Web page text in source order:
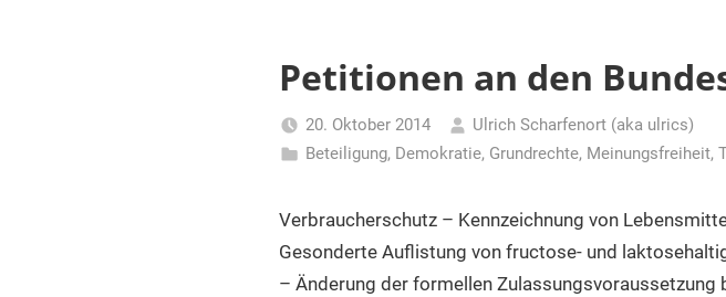
Petitionen an den
20. Oktober 2014
Ulrich Scharfenort (aka ulrics)
Beteiligung, Demokratie, Grundrechte, Meinungsfreiheit,
Verbraucherschutz – Kennzeichnung von
Gesonderte Auflistung von fructose- und
– Änderung der formellen